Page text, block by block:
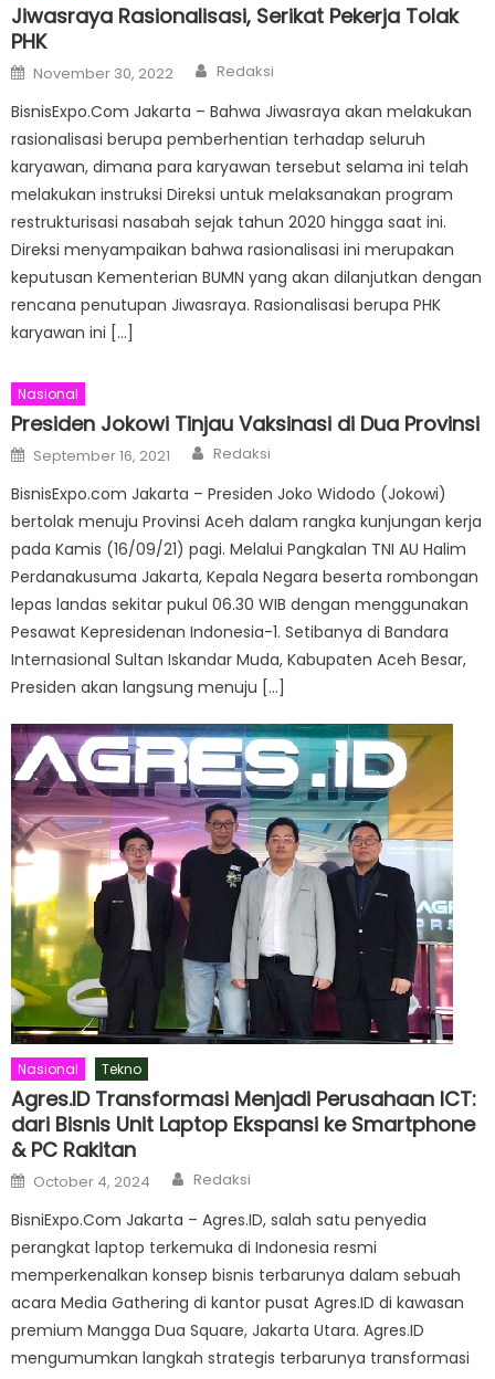
Jiwasraya Rasionalisasi, Serikat Pekerja Tolak
PHK
Posted
on
November 30, 2022 Author
Redaksi
BisnisExpo.Com Jakarta – Bahwa Jiwasraya akan melakukan
rasionalisasi berupa pemberhentian terhadap seluruh
karyawan, dimana para karyawan tersebut selama ini telah
melakukan instruksi Direksi untuk melaksanakan program
restrukturisasi nasabah sejak tahun 2020 hingga saat ini.
Direksi menyampaikan bahwa rasionalisasi ini merupakan
keputusan Kementerian BUMN yang akan dilanjutkan dengan
rencana penutupan Jiwasraya. Rasionalisasi berupa PHK
karyawan ini […]
Nasional
Presiden Jokowi Tinjau Vaksinasi di Dua Provinsi
Posted
on
September 16, 2021 Author
Redaksi
BisnisExpo.com Jakarta – Presiden Joko Widodo (Jokowi)
bertolak menuju Provinsi Aceh dalam rangka kunjungan kerja
pada Kamis (16/09/21) pagi. Melalui Pangkalan TNI AU Halim
Perdanakusuma Jakarta, Kepala Negara beserta rombongan
lepas landas sekitar pukul 06.30 WIB dengan menggunakan
Pesawat Kepresidenan Indonesia-1. Setibanya di Bandara
Internasional Sultan Iskandar Muda, Kabupaten Aceh Besar,
Presiden akan langsung menuju […]
Nasional Tekno
Agres.ID Transformasi Menjadi Perusahaan ICT:
dari Bisnis Unit Laptop Ekspansi ke Smartphone
& PC Rakitan
Posted
on
October 4, 2024 Author
Redaksi
BisniExpo.Com Jakarta – Agres.ID, salah satu penyedia
perangkat laptop terkemuka di Indonesia resmi
memperkenalkan konsep bisnis terbarunya dalam sebuah
acara Media Gathering di kantor pusat Agres.ID di kawasan
premium Mangga Dua Square, Jakarta Utara. Agres.ID
mengumumkan langkah strategis terbarunya transformasi